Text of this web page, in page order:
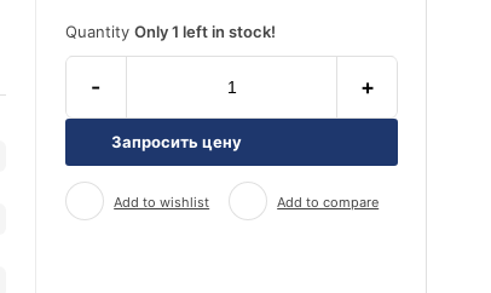
QuantityOnly 1 left in stock!
- +
Запросить цену
Add to wishlist Add to compare